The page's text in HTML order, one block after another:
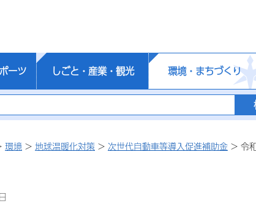
ーツ しごと・産業・観光 環境・まちづくり
環境 > 地球温暖化対策 > 次世代自動車等導入促進補助金 > 令